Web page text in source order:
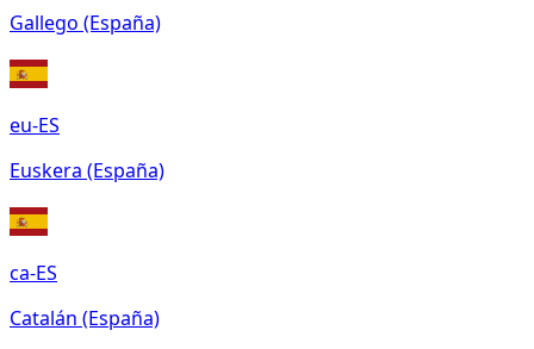
Gallego (España)
eu-ES
Euskera (España)
ca-ES
Catalán (España)